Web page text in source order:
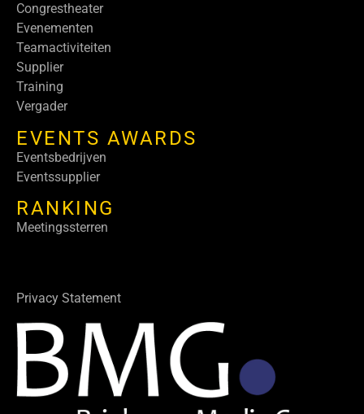
Congrestheater
Evenementen
Teamactiviteiten
Supplier
Training
Vergader
EVENTS AWARDS
Eventsbedrijven
Eventssupplier
RANKING
Meetingssterren
Privacy Statement